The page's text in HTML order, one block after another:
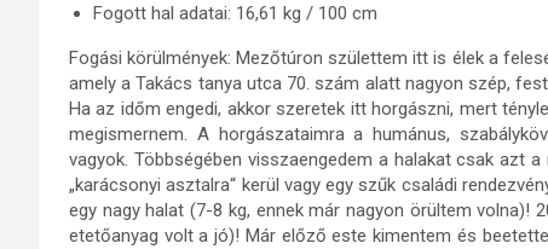
Fogott hal adatai: 16,61 kg / 100 cm
Fogási körülmények: Mezőtúron születtem itt is élek a
amely a Takács tanya utca 70. szám alatt nagyon szép,
Ha az időm engedi, akkor szeretek itt horgászni, mert
megismernem. A horgászataimra a humánus,
vagyok. Többségében visszaengedem a halakat csak azt
„karácsonyi asztalra“ kerül vagy egy szűk családi
egy nagy halat (7-8 kg, ennek már nagyon örültem volna)!
etetőanyag volt a jó)! Már előző este kimentem és